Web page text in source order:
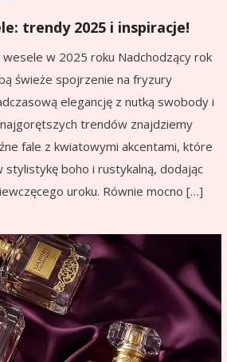
trendy 2025 i inspiracje!
w 2025 roku Nadchodzący rok
świeże spojrzenie na fryzury
elegancję z nutką swobody i
trendów znajdziemy
fale z kwiatowymi akcentami, które
stylistykę boho i rustykalną, dodając
uroku. Równie mocno […]